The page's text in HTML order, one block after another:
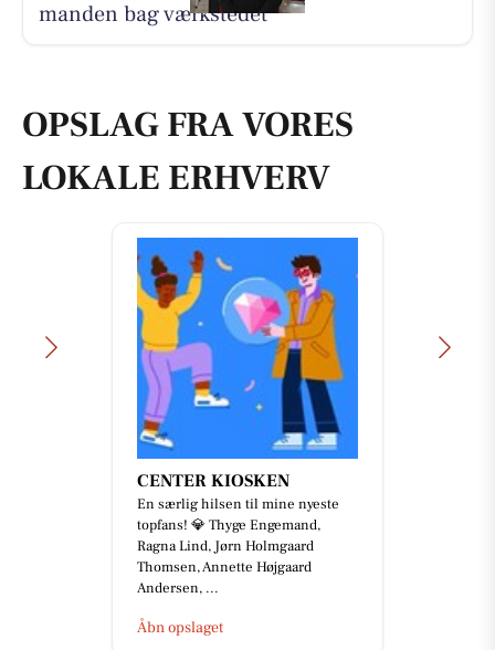
manden bag værkstedet
OPSLAG FRA VORES
LOKALE ERHVERV
CENTER KIOSKEN
En særlig hilsen til mine nyeste
topfans! 💎 Thyge Engemand,
Ragna Lind, Jørn Holmgaard
Thomsen, Annette Højgaard
Andersen, ...
Åbn opslaget